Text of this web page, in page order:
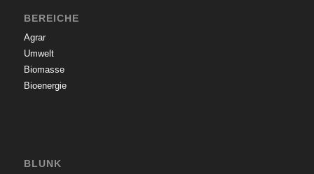
BEREICHE
Agrar
Umwelt
Biomasse
Bioenergie
BLUNK